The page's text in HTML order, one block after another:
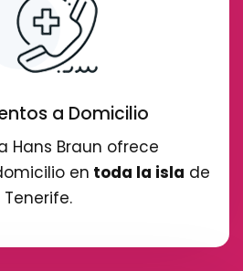
a Domicilio
Hans Braun ofrece
en toda la isla de
Tenerife.